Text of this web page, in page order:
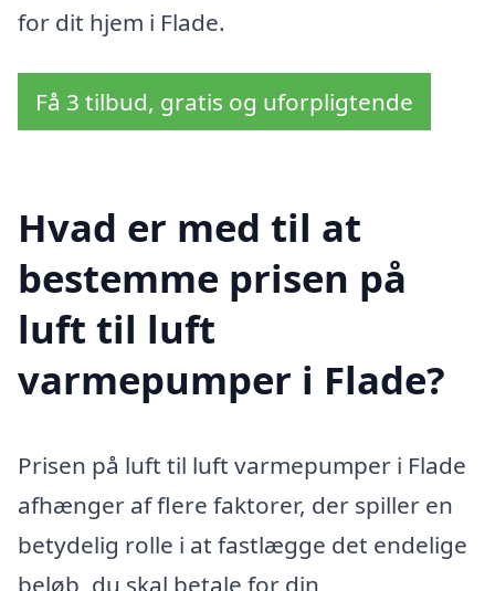
for dit hjem i Flade.
Få 3 tilbud, gratis og uforpligtende
Hvad er med til at
bestemme prisen på
luft til luft
varmepumper i Flade?
Prisen på luft til luft varmepumper i Flade
afhænger af flere faktorer, der spiller en
betydelig rolle i at fastlægge det endelige